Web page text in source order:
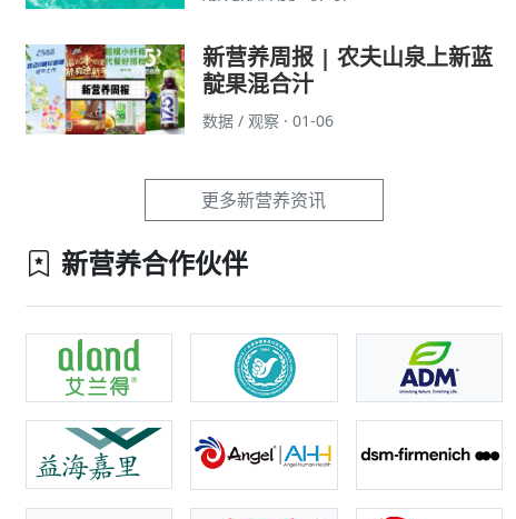
新营养周报 | 农夫山泉上新蓝
靛果混合汁
数据 / 观察 · 01-06
更多新营养资讯
新营养合作伙伴